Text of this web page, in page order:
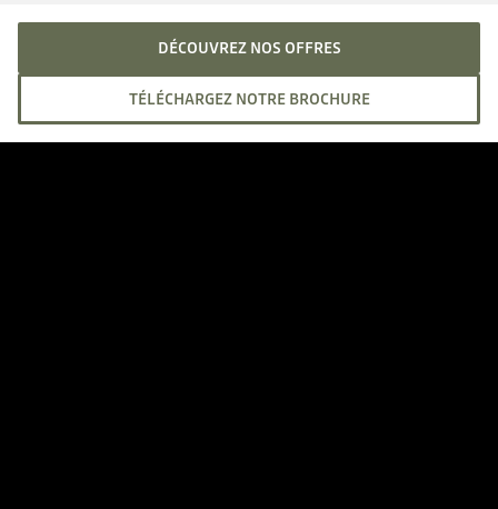
DÉCOUVREZ NOS OFFRES
TÉLÉCHARGEZ NOTRE BROCHURE